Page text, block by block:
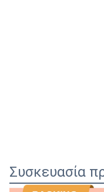
Συσκευασία